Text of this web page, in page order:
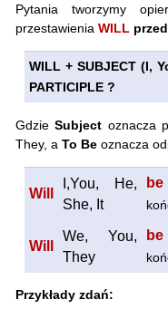
Pytania tworzymy
przestawienia WILL
WILL + SUBJECT (I,
PARTICIPLE ?
GdzieSubject oznacza
They, a To Beoznacza
Will
I,You, He,
She, It
be
Will
We, You,
They
be
Przykłady zdań: